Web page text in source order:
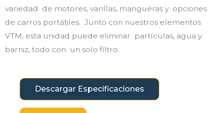
variedad de motores, varillas, mangueras y opciones
de carros portátiles. Junto con nuestros elementos
VTM, esta unidad puede eliminar partículas, agua y
barniz, todo con un solo filtro.
Descargar Especificaciones